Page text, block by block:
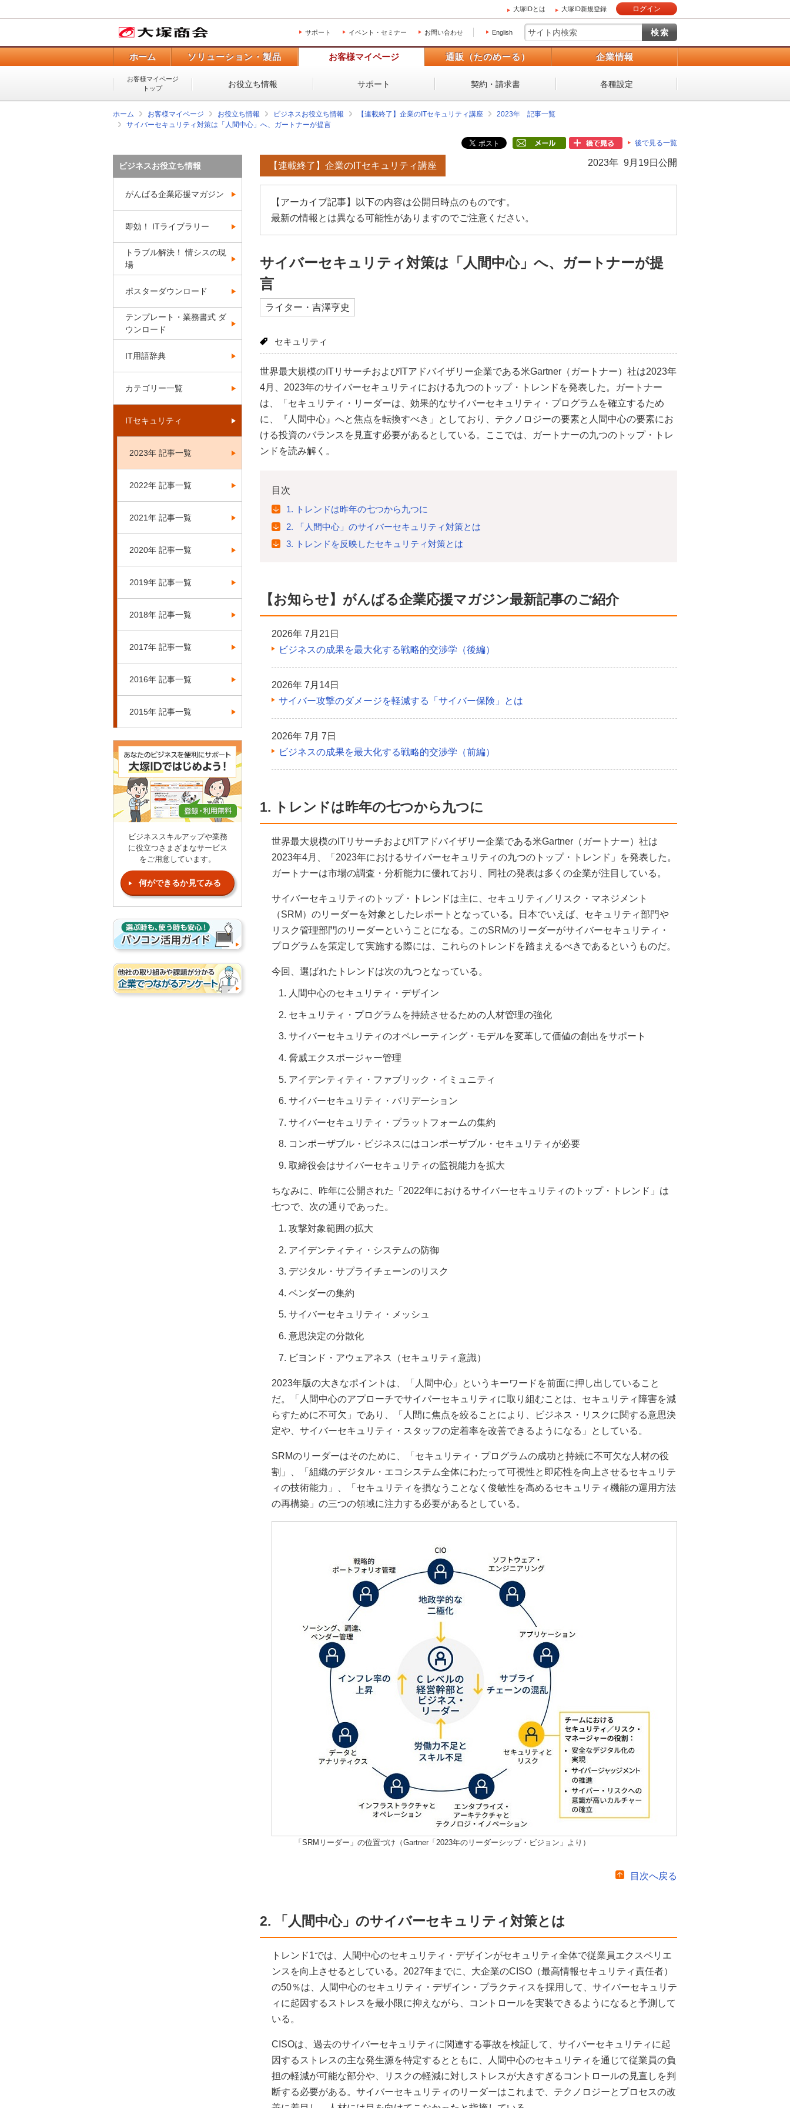
大塚IDとは 大塚ID新規登録 ログイン
サポート イベント・セミナー お問い合わせ English
ホーム ソリューション・製品 お客様マイページ 通販（たのめーる） 企業情報
お客様マイページ
トップ
お役立ち情報 サポート 契約・請求書 各種設定
ホーム お客様マイページ お役立ち情報 ビジネスお役立ち情報 【連載終了】企業のITセキュリティ講座
2023年 記事一覧
サイバーセキュリティ対策は「人間中心」へ、ガートナーが提言
後で見る一覧
2023年 9月19日公開
【連載終了】企業のITセキュリティ講座
【アーカイブ記事】以下の内容は公開日時点のものです。
最新の情報とは異なる可能性がありますのでご注意ください。
サイバーセキュリティ対策は「人間中心」へ、ガートナーが提
言
ライター・吉澤亨史
セキュリティ
世界最大規模のITリサーチおよびITアドバイザリー企業である米Gartner（ガートナー）社は2023年
4月、2023年のサイバーセキュリティにおける九つのトップ・トレンドを発表した。ガートナー
は、「セキュリティ・リーダーは、効果的なサイバーセキュリティ・プログラムを確立するため
に、『人間中心』へと焦点を転換すべき」としており、テクノロジーの要素と人間中心の要素にお
ける投資のバランスを見直す必要があるとしている。ここでは、ガートナーの九つのトップ・トレ
ンドを読み解く。
目次
1. トレンドは昨年の七つから九つに
2. 「人間中心」のサイバーセキュリティ対策とは
3. トレンドを反映したセキュリティ対策とは
【お知らせ】がんばる企業応援マガジン最新記事のご紹介
2026年 7月21日
ビジネスの成果を最大化する戦略的交渉学（後編）
2026年 7月14日
サイバー攻撃のダメージを軽減する「サイバー保険」とは
2026年 7月 7日
ビジネスの成果を最大化する戦略的交渉学（前編）
1. トレンドは昨年の七つから九つに
世界最大規模のITリサーチおよびITアドバイザリー企業である米Gartner（ガートナー）社は
2023年4月、「2023年におけるサイバーセキュリティの九つのトップ・トレンド」を発表した。
ガートナーは市場の調査・分析能力に優れており、同社の発表は多くの企業が注目している。
サイバーセキュリティのトップ・トレンドは主に、セキュリティ／リスク・マネジメント
（SRM）のリーダーを対象としたレポートとなっている。日本でいえば、セキュリティ部門や
リスク管理部門のリーダーということになる。このSRMのリーダーがサイバーセキュリティ・
プログラムを策定して実施する際には、これらのトレンドを踏まえるべきであるというものだ。
今回、選ばれたトレンドは次の九つとなっている。
人間中心のセキュリティ・デザイン
セキュリティ・プログラムを持続させるための人材管理の強化
サイバーセキュリティのオペレーティング・モデルを変革して価値の創出をサポート
脅威エクスポージャー管理
アイデンティティ・ファブリック・イミュニティ
サイバーセキュリティ・バリデーション
サイバーセキュリティ・プラットフォームの集約
コンポーザブル・ビジネスにはコンポーザブル・セキュリティが必要
取締役会はサイバーセキュリティの監視能力を拡大
ちなみに、昨年に公開された「2022年におけるサイバーセキュリティのトップ・トレンド」は
七つで、次の通りであった。
攻撃対象範囲の拡大
アイデンティティ・システムの防御
デジタル・サプライチェーンのリスク
ベンダーの集約
サイバーセキュリティ・メッシュ
意思決定の分散化
ビヨンド・アウェアネス（セキュリティ意識）
2023年版の大きなポイントは、「人間中心」というキーワードを前面に押し出していること
だ。「人間中心のアプローチでサイバーセキュリティに取り組むことは、セキュリティ障害を減
らすために不可欠」であり、「人間に焦点を絞ることにより、ビジネス・リスクに関する意思決
定や、サイバーセキュリティ・スタッフの定着率を改善できるようになる」としている。
SRMのリーダーはそのために、「セキュリティ・プログラムの成功と持続に不可欠な人材の役
割」、「組織のデジタル・エコシステム全体にわたって可視性と即応性を向上させるセキュリテ
ィの技術能力」、「セキュリティを損なうことなく俊敏性を高めるセキュリティ機能の運用方法
の再構築」の三つの領域に注力する必要があるとしている。
「SRMリーダー」の位置づけ（Gartner「2023年のリーダーシップ・ビジョン」より）
目次へ戻る
2. 「人間中心」のサイバーセキュリティ対策とは
トレンド1では、人間中心のセキュリティ・デザインがセキュリティ全体で従業員エクスペリエ
ンスを向上させるとしている。2027年までに、大企業のCISO（最高情報セキュリティ責任者）
の50％は、人間中心のセキュリティ・デザイン・プラクティスを採用して、サイバーセキュリテ
ィに起因するストレスを最小限に抑えながら、コントロールを実装できるようになると予測して
いる。
CISOは、過去のサイバーセキュリティに関連する事故を検証して、サイバーセキュリティに起
因するストレスの主な発生源を特定するとともに、人間中心のセキュリティを通じて従業員の負
担の軽減が可能な部分や、リスクの軽減に対しストレスが大きすぎるコントロールの見直しを判
断する必要がある。サイバーセキュリティのリーダーはこれまで、テクノロジーとプロセスの改
ビジネスお役立ち情報
がんばる企業応援マガジン
即効！ ITライブラリー
トラブル解決！ 情シスの現
場
ポスターダウンロード
テンプレート・業務書式 ダ
ウンロード
IT用語辞典
カテゴリー一覧
ITセキュリティ
2023年 記事一覧
2022年 記事一覧
2021年 記事一覧
2020年 記事一覧
2019年 記事一覧
2018年 記事一覧
2017年 記事一覧
2016年 記事一覧
2015年 記事一覧
ビジネススキルアップや業務
に役立つさまざまなサービス
をご用意しています。
何ができるか見てみる